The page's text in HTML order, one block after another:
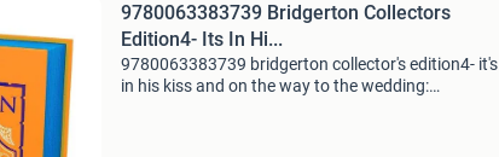
9780063383739 Bridgerton Collectors
Edition4- Its In Hi...
9780063383739 bridgerton collector's edition4- it's
in his kiss and on the way to the wedding: